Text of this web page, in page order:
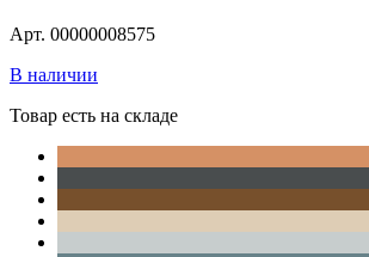
Арт. 00000008575
В наличии
Товар есть на складе